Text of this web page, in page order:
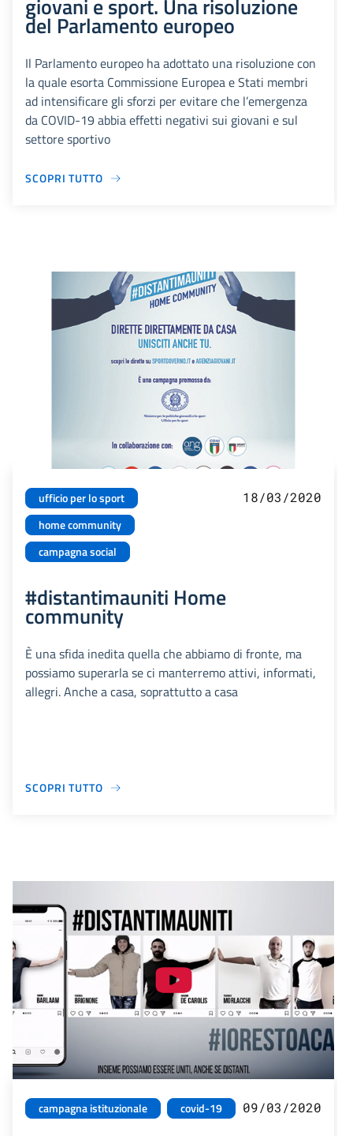
giovani e sport. Una risoluzione
del Parlamento europeo
Il Parlamento europeo ha adottato una risoluzione con
la quale esorta Commissione Europea e Stati membri
ad intensificare gli sforzi per evitare che l’emergenza
da COVID-19 abbia effetti negativi sui giovani e sul
settore sportivo
SCOPRI TUTTO
ufficio per lo sport
home community
campagna social
18/03/2020
#distantimauniti Home
community
È una sfida inedita quella che abbiamo di fronte, ma
possiamo superarla se ci manterremo attivi, informati,
allegri. Anche a casa, soprattutto a casa
SCOPRI TUTTO
campagna istituzionale covid-19 09/03/2020